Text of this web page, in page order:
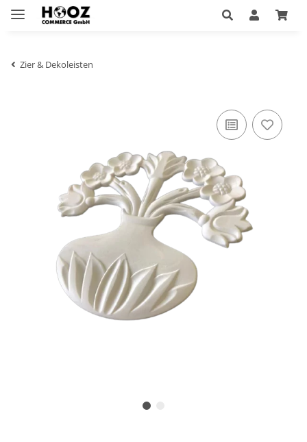
Zier & Dekoleisten